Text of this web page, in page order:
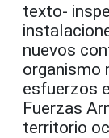
texto-
nuevos
organismo
esfuerzos
Fuerzas
territorio